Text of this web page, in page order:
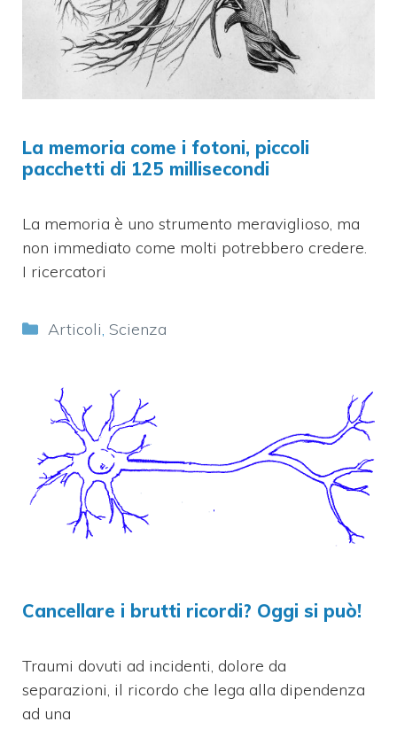
La memoria come i fotoni, piccoli
pacchetti di 125 millisecondi
La memoria è uno strumento meraviglioso, ma
non immediato come molti potrebbero credere.
I ricercatori
Categorie
Articoli, Scienza
Cancellare i brutti ricordi? Oggi si può!
Traumi dovuti ad incidenti, dolore da
separazioni, il ricordo che lega alla dipendenza
ad una